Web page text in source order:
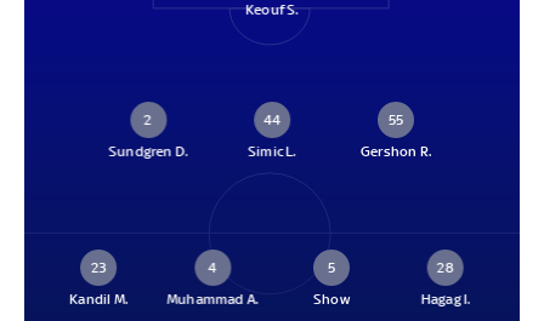
Keouf S.
2
Sundgren D.
44
Simic L.
55
Gershon R.
23
Kandil M.
4
Muhammad A.
5
Show
28
Hagag I.